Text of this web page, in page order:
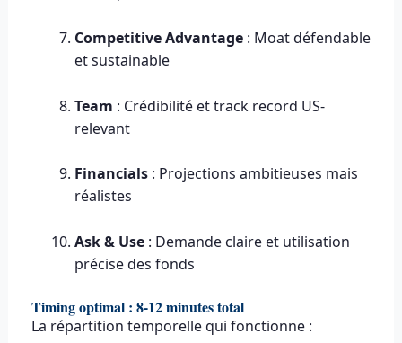
Competitive Advantage : Moat défendable
et sustainable
Team : Crédibilité et track record US-
relevant
Financials : Projections ambitieuses mais
réalistes
Ask & Use: Demande claire et utilisation
précise des fonds
Timing optimal : 8-12 minutes total
La répartition temporelle qui fonctionne :